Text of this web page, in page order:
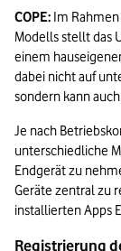
COPE: Im
Modells stellt das
einem
dabei nicht auf
sondern kann
Je nach
unterschiedliche
Endgerät zu
Geräte zentral zu
installierten Apps
Registrierung